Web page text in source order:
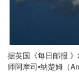
据英国《每日邮报 》
师阿摩司•纳楚姆（